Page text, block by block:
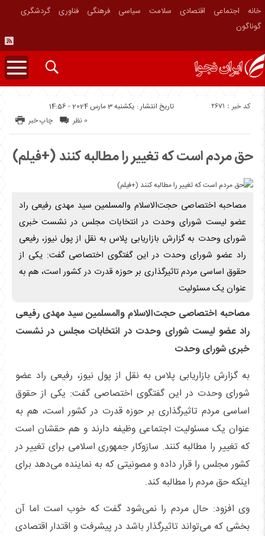
خانه اجتماعی اقتصادی سلامت سیاسی فرهنگی فناوری
گردشگری
گوناگون
تاریخ انتشار : یکشنبه 3 مارس 2024 - 14:56 کد خبر : 2671
چاپ خبر 0 نظر
حق مردم است که تغییر را مطالبه کنند (+فیلم)
مصاحبه اختصاصی حجت‌الاسلام والمسلمین سید مهدی رفیعی راد
عضو لیست شورای وحدت در انتخابات مجلس در نشست خبری
شورای وحدت به گزارش بازاریابی پلاس به نقل از پول نیوز، رفیعی
راد عضو شورای وحدت در این گفتگوی اختصاصی گفت: یکی از
حقوق اساسی مردم تاثیرگذاری بر حوزه قدرت در کشور است، هم به
عنوان یک مسئولیت
مصاحبه اختصاصی حجت‌الاسلام والمسلمین سید مهدی رفیعی
راد عضو لیست شورای وحدت در انتخابات مجلس در نشست
خبری شورای وحدت
به گزارش بازاریابی پلاس به نقل از پول نیوز، رفیعی راد عضو
شورای وحدت در این گفتگوی اختصاصی گفت: یکی از حقوق
اساسی مردم تاثیرگذاری بر حوزه قدرت در کشور است، هم به
عنوان یک مسئولیت اجتماعی وظیفه دارند و هم حقشان است
که تغییر را مطالبه کنند. سازوکار جمهوری اسلامی برای تغییر در
کشور مجلس را قرار داده و مصونیتی که به نماینده می‌دهد برای
اینکه حق مردم را مطالبه کند.
وی افزود: حال مردم را نمی‌شود گفت که خوب است اما آن
بخشی که می‌تواند تاثیرگذار باشد در پیشرفت و اقتدار اقتصادی